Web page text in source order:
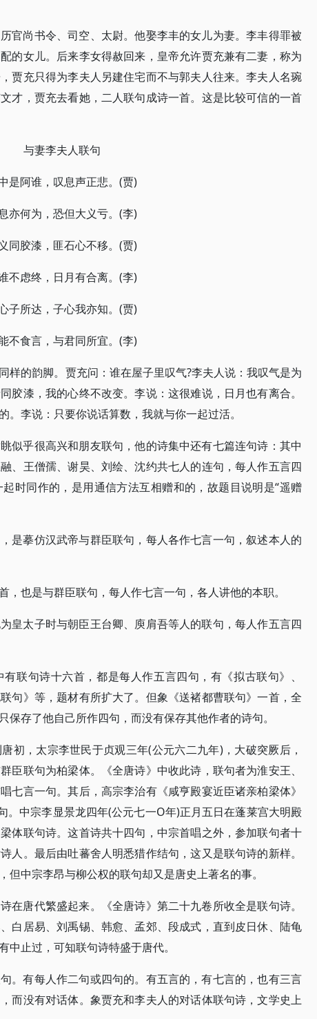
官尚书令、司空、太尉。他娶李丰的女儿为妻。李丰得罪被
的女儿。后来李女得赦回来，皇帝允许贾充兼有二妻，称为
贾充只得为李夫人另建住宅而不与郭夫人往来。李夫人名琬
才，贾充去看她，二人联句成诗一首。这是比较可信的一首
与妻李夫人联句
是阿谁，叹息声正悲。(贾)
亦何为，恐但大义亏。(李)
同胶漆，匪石心不移。(贾)
不虑终，日月有合离。(李)
子所达，子心我亦知。(贾)
不食言，与君同所宜。(李)
样的韵脚。贾充问：谁在屋子里叹气?李夫人说：我叹气是为
胶漆，我的心终不改变。李说：这很难说，日月也有离合。
李说：只要你说话算数，我就与你一起过活。
似乎很高兴和朋友联句，他的诗集中还有七篇连句诗：其中
、王僧孺、谢昊、刘绘、沈约共七人的连句，每人作五言四
时同作的，是用通信方法互相赠和的，故题目说明是“遥赠
是摹仿汉武帝与群臣联句，每人各作七言一句，叙述本人的
也是与群臣联句，每人作七言一句，各人讲他的本职。
皇太子时与朝臣王台卿、庾肩吾等人的联句，每人作五言四
联句诗十六首，都是每人作五言四句，有《拟古联句》、
句》等，题材有所扩大了。但象《送褚都曹联句》一首，全
存了他自己所作四句，而没有保存其他作者的诗句。
初，太宗李世民于贞观三年(公元六二九年)，大破突厥后，
臣联句为柏梁体。《全唐诗》中收此诗，联句者为淮安王、
七言一句。其后，高宗李治有《咸亨殿宴近臣诸亲柏梁体》
。中宗李显景龙四年(公元七一O年)正月五日在蓬莱宫大明殿
体联句诗。这首诗共十四句，中宗首唱之外，参加联句者十
人。最后由吐蕃舍人明悉猎作结句，这又是联句诗的新样。
中宗李昂与柳公权的联句却又是唐史上著名的事。
在唐代繁盛起来。《全唐诗》第二十九卷所收全是联句诗。
白居易、刘禹锡、韩愈、孟郊、段成式，直到皮日休、陆龟
止过，可知联句诗特盛于唐代。
。有每人作二句或四句的。有五言的，有七言的，也有三言
而没有对话体。象贾充和李夫人的对话体联句诗，文学史上